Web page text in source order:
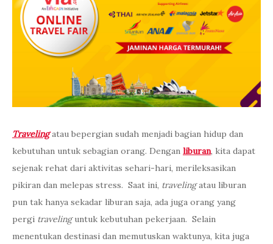
Travelingatau bepergian sudah menjadi bagian hidup dan
kebutuhan untuk sebagian orang. Dengan liburan, kita dapat
sejenak rehat dari aktivitas sehari-hari, merileksasikan
pikiran dan melepas stress. Saat ini, travelingatau liburan
pun tak hanya sekadar liburan saja, ada juga orang yang
pergi travelinguntuk kebutuhan pekerjaan. Selain
menentukan destinasi dan memutuskan waktunya, kita juga